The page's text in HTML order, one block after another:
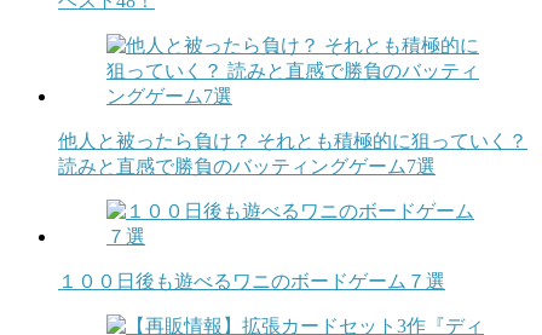
他人と被ったら負け？ それとも積極的に狙っていく？
読みと直感で勝負のバッティングゲーム7選
１００日後も遊べるワニのボードゲーム７選